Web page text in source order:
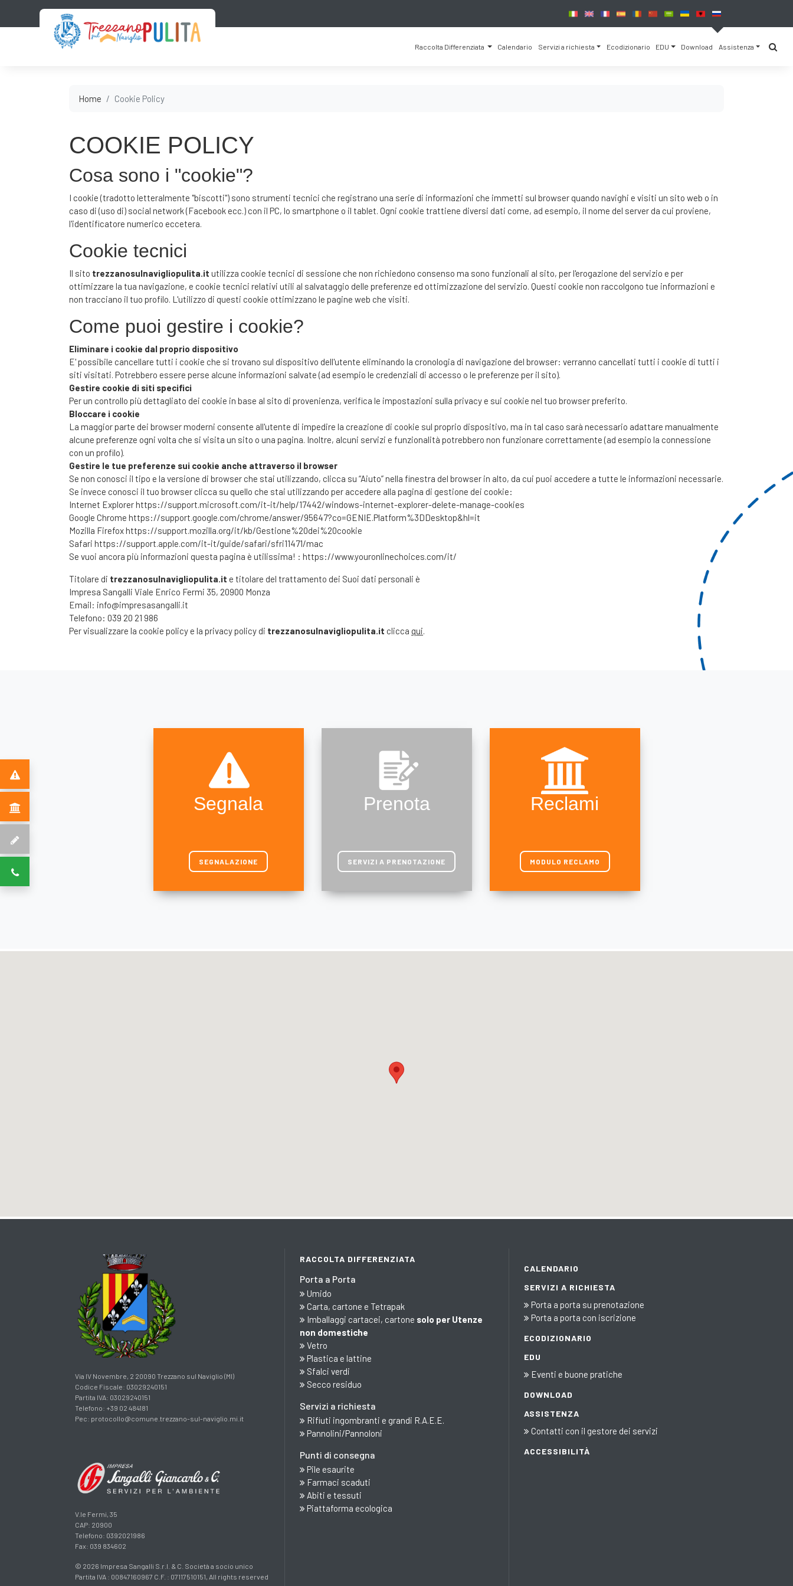
Raccolta Differenziata Calendario Servizi a richiesta Ecodizionario EDU Download Assistenza
Home Cookie Policy
COOKIE POLICY
Cosa sono i "cookie"?
I cookie (tradotto letteralmente "biscotti") sono strumenti tecnici che registrano una serie di informazioni che immetti sul browser quando navighi e visiti un sito web o in
caso di (uso di) social network (Facebook ecc.) con il PC, lo smartphone o il tablet. Ogni cookie trattiene diversi dati come, ad esempio, il nome del server da cui proviene,
l'identificatore numerico eccetera.
Cookie tecnici
Il sito trezzanosulnavigliopulita.it utilizza cookie tecnici di sessione che non richiedono consenso ma sono funzionali al sito, per l'erogazione del servizio e per
ottimizzare la tua navigazione, e cookie tecnici relativi utili al salvataggio delle preferenze ed ottimizzazione del servizio. Questi cookie non raccolgono tue informazioni e
non tracciano il tuo profilo. L'utilizzo di questi cookie ottimizzano le pagine web che visiti.
Come puoi gestire i cookie?
Eliminare i cookie dal proprio dispositivo
E' possibile cancellare tutti i cookie che si trovano sul dispositivo dell'utente eliminando la cronologia di navigazione del browser: verranno cancellati tutti i cookie di tutti i
siti visitati. Potrebbero essere perse alcune informazioni salvate (ad esempio le credenziali di accesso o le preferenze per il sito).
Gestire cookie di siti specifici
Per un controllo più dettagliato dei cookie in base al sito di provenienza, verifica le impostazioni sulla privacy e sui cookie nel tuo browser preferito.
Bloccare i cookie
La maggior parte dei browser moderni consente all'utente di impedire la creazione di cookie sul proprio dispositivo, ma in tal caso sarà necessario adattare manualmente
alcune preferenze ogni volta che si visita un sito o una pagina. Inoltre, alcuni servizi e funzionalità potrebbero non funzionare correttamente (ad esempio la connessione
con un profilo).
Gestire le tue preferenze sui cookie anche attraverso il browser
Se non conosci il tipo e la versione di browser che stai utilizzando, clicca su “Aiuto” nella finestra del browser in alto, da cui puoi accedere a tutte le informazioni necessarie.
Se invece conosci il tuo browser clicca su quello che stai utilizzando per accedere alla pagina di gestione dei cookie:
Internet Explorerhttps://support.microsoft.com/it-it/help/17442/windows-internet-explorer-delete-manage-cookies
Google Chrome https://support.google.com/chrome/answer/95647?co=GENIE.Platform%3DDesktop&hl=it
Mozilla Firefoxhttps://support.mozilla.org/it/kb/Gestione%20dei%20cookie
Safari https://support.apple.com/it-it/guide/safari/sfri11471/mac
Se vuoi ancora più informazioni questa pagina è utilissima! : https://www.youronlinechoices.com/it/
Titolare di trezzanosulnavigliopulita.it e titolare del trattamento dei Suoi dati personali è
Impresa Sangalli Viale Enrico Fermi 35, 20900 Monza
Email: info@impresasangalli.it
Telefono: 039 20 21 986
Per visualizzare la cookie policy e la privacy policy di trezzanosulnavigliopulita.it clicca qui.
Segnala
SEGNALAZIONE
Prenota
SERVIZI A PRENOTAZIONE
Reclami
MODULO RECLAMO
Via IV Novembre, 2 20090 Trezzano sul Naviglio (MI)
Codice Fiscale: 03029240151
Partita IVA: 03029240151
Telefono: +39 02 484181
Pec: protocollo@comune.trezzano-sul-naviglio.mi.it
V.le Fermi, 35
CAP: 20900
Telefono: 0392021986
Fax: 039 834602
© 2026 Impresa Sangalli S.r.l. & C. Società a socio unico
Partita IVA : 00847160967 C.F. : 07117510151, All rights reserved
RACCOLTA DIFFERENZIATA
Porta a Porta
Umido
Carta, cartone e Tetrapak
Imballaggi cartacei, cartone solo per Utenze
non domestiche
Vetro
Plastica e lattine
Sfalci verdi
Secco residuo
Servizi a richiesta
Rifiuti ingombranti e grandi R.A.E.E.
Pannolini/Pannoloni
Punti di consegna
Pile esaurite
Farmaci scaduti
Abiti e tessuti
Piattaforma ecologica
CALENDARIO
SERVIZI A RICHIESTA
Porta a porta su prenotazione
Porta a porta con iscrizione
ECODIZIONARIO
EDU
Eventi e buone pratiche
DOWNLOAD
ASSISTENZA
Contatti con il gestore dei servizi
ACCESSIBILITÀ